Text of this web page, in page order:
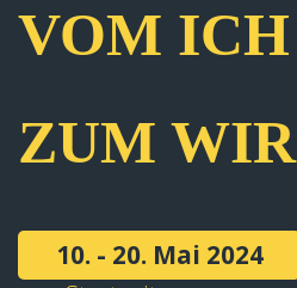
VOM ICH
ZUM WIR
10. - 20. Mai 2024